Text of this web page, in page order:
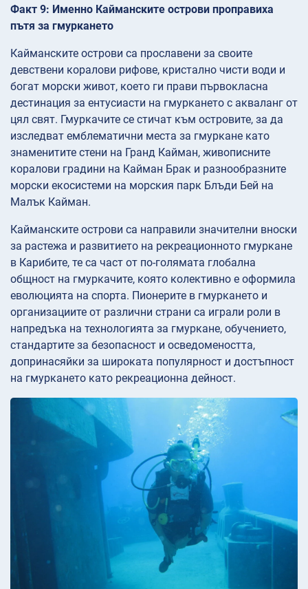
Факт 9: Именно Кайманските острови проправиха
пътя за гмуркането
Кайманските острови са прославени за своите
девствени коралови рифове, кристално чисти води и
богат морски живот, което ги прави първокласна
дестинация за ентусиасти на гмуркането с акваланг от
цял свят. Гмуркачите се стичат към островите, за да
изследват емблематични места за гмуркане като
знаменитите стени на Гранд Кайман, живописните
коралови градини на Кайман Брак и разнообразните
морски екосистеми на морския парк Блъди Бей на
Малък Кайман.
Кайманските острови са направили значителни вноски
за растежа и развитието на рекреационното гмуркане
в Карибите, те са част от по-голямата глобална
общност на гмуркачите, която колективно е оформила
еволюцията на спорта. Пионерите в гмуркането и
организациите от различни страни са играли роли в
напредъка на технологията за гмуркане, обучението,
стандартите за безопасност и осведомеността,
допринасяйки за широката популярност и достъпност
на гмуркането като рекреационна дейност.